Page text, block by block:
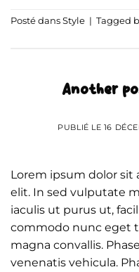
Posté dans Style | Tagged
Another
PUBLIÉ LE 16
Lorem ipsum dolor sit
elit. In sed vulputate
iaculis ut purus ut,
commodo nunc eget
magna convallis.
venenatis vehicula.